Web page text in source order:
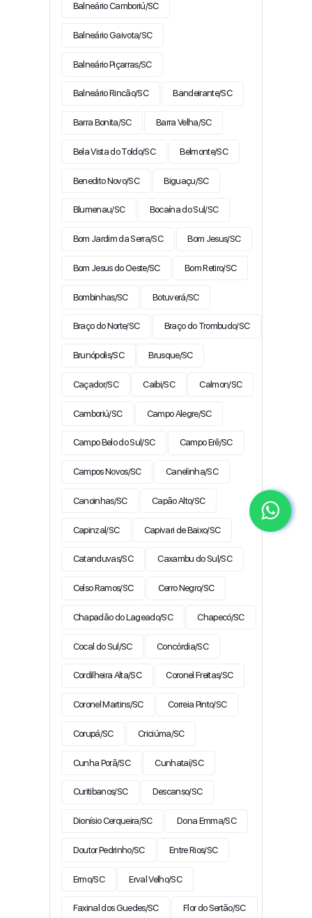
Balneário Camboriú/SC
Balneário Gaivota/SC
Balneário Piçarras/SC
Balneário Rincão/SC Bandeirante/SC
Barra Bonita/SC Barra Velha/SC
Bela Vista do Toldo/SC Belmonte/SC
Benedito Novo/SC Biguaçu/SC
Blumenau/SC Bocaína do Sul/SC
Bom Jardim da Serra/SC Bom Jesus/SC
Bom Jesus do Oeste/SC Bom Retiro/SC
Bombinhas/SC Botuverá/SC
Braço do Norte/SC Braço do Trombudo/SC
Brunópolis/SC Brusque/SC
Caçador/SC Caibi/SC Calmon/SC
Camboriú/SC Campo Alegre/SC
Campo Belo do Sul/SC Campo Erê/SC
Campos Novos/SC Canelinha/SC
Canoinhas/SC Capão Alto/SC
Capinzal/SC Capivari de Baixo/SC
Catanduvas/SC Caxambu do Sul/SC
Celso Ramos/SC Cerro Negro/SC
Chapadão do Lageado/SC Chapecó/SC
Cocal do Sul/SC Concórdia/SC
Cordilheira Alta/SC Coronel Freitas/SC
Coronel Martins/SC Correia Pinto/SC
Corupá/SC Criciúma/SC
Cunha Porã/SC Cunhataí/SC
Curitibanos/SC Descanso/SC
Dionísio Cerqueira/SC Dona Emma/SC
Doutor Pedrinho/SC Entre Rios/SC
Ermo/SC Erval Velho/SC
Faxinal dos Guedes/SC Flor do Sertão/SC